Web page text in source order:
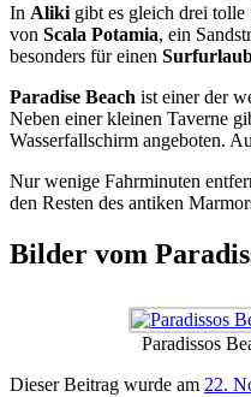
In Aliki gibt es gleich drei tolle
von Scala Potamia, ein
besonders für einen
Paradise Beach ist einer der
Neben einer kleinen Taverne
Wasserfallschirm angeboten.
Nur wenige Fahrminuten
den Resten des antiken
Bilder vom
Paradissos
Dieser Beitrag wurde am 22.